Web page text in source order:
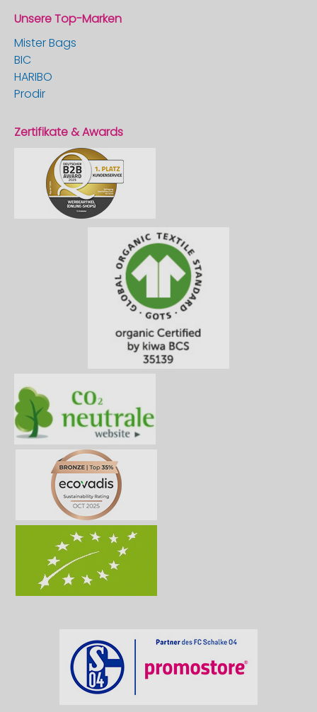
Unsere Top-Marken
Mister Bags
BIC
HARIBO
Prodir
Zertifikate & Awards